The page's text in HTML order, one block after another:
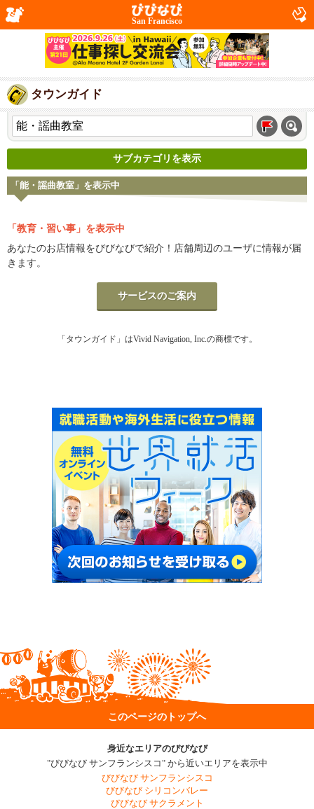
San Francisco
タウンガイド
サブカテゴリを表示
「能・謡曲教室」を表示中
「教育・習い事」を表示中
あなたのお店情報をびびなびで紹介！店舗周辺のユーザに情報が届
きます。
サービスのご案内
「タウンガイド」はVivid Navigation, Inc.の商標です。
このページのトップへ
身近なエリアのびびなび
"びびなび サンフランシスコ" から近いエリアを表示中
びびなび サンフランシスコ
びびなび シリコンバレー
びびなび サクラメント